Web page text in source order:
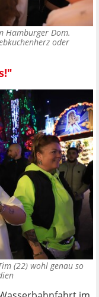
Hamburger Dom.
oder
(22) wohl genau so